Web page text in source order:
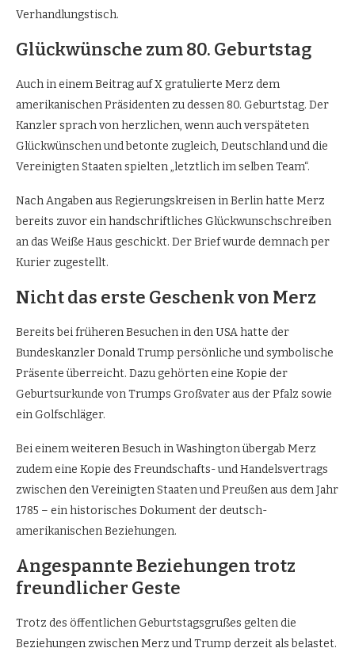
Verhandlungstisch.
Glückwünsche zum 80. Geburtstag
Auch in einem Beitrag auf X gratulierte Merz dem
amerikanischen Präsidenten zu dessen 80. Geburtstag. Der
Kanzler sprach von herzlichen, wenn auch verspäteten
Glückwünschen und betonte zugleich, Deutschland und die
Vereinigten Staaten spielten „letztlich im selben Team“.
Nach Angaben aus Regierungskreisen in Berlin hatte Merz
bereits zuvor ein handschriftliches Glückwunschschreiben
an das Weiße Haus geschickt. Der Brief wurde demnach per
Kurier zugestellt.
Nicht das erste Geschenk von Merz
Bereits bei früheren Besuchen in den USA hatte der
Bundeskanzler Donald Trump persönliche und symbolische
Präsente überreicht. Dazu gehörten eine Kopie der
Geburtsurkunde von Trumps Großvater aus der Pfalz sowie
ein Golfschläger.
Bei einem weiteren Besuch in Washington übergab Merz
zudem eine Kopie des Freundschafts- und Handelsvertrags
zwischen den Vereinigten Staaten und Preußen aus dem Jahr
1785 – ein historisches Dokument der deutsch-
amerikanischen Beziehungen.
Angespannte Beziehungen trotz
freundlicher Geste
Trotz des öffentlichen Geburtstagsgrußes gelten die
Beziehungen zwischen Merz und Trump derzeit als belastet.